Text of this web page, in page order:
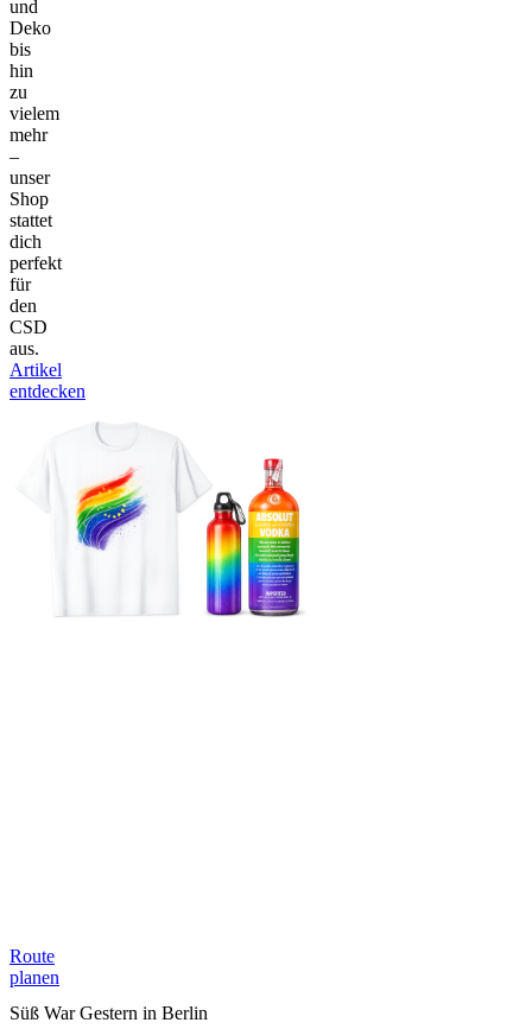
und
Deko
bis
hin
zu
vielem
mehr
–
unser
Shop
stattet
dich
perfekt
für
den
CSD
aus.
Artikel
entdecken
Route
planen
Süß War Gestern in Berlin